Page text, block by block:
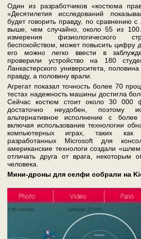
Один из разработчиков «костюма
«Десятилетия исследований
будет говорить правду, по сравнению
выше, чем случайно, около 55 из
измерения физиологического
беспокойством, может повысить цифру
его можно легко ввести в
проверили устройство на 180
Ланкастерского университета,
правду, а половину врали.
Агрегат показал точность более 70
тестах надежность машины достигла
Сейчас костюм стоит около 30 000
достаточно неудобен, поэтому
альтернативное исполнение с более
включая использование технологии
компьютерных играх, таких как
разработанных Microsoft для
американские технологи создали
отличать друга от врага, некоторым
человека.
Мини-дроны для селфи собрали на